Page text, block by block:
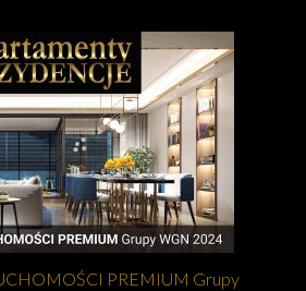
PREMIUM Grupy